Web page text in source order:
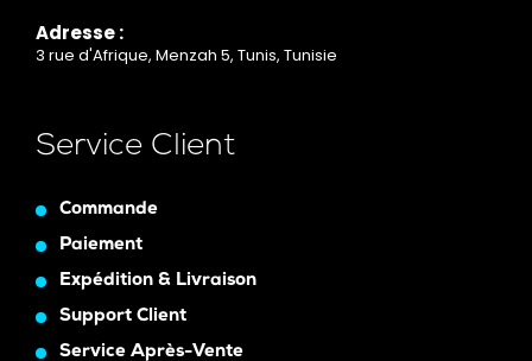
Adresse :
3 rue d'Afrique, Menzah 5, Tunis, Tunisie
Service Client
Commande
Paiement
Expédition & Livraison
Support Client
Service Après-Vente